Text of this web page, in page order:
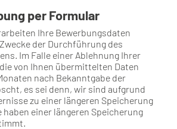
per Formular
Ihre Bewerbungsdaten
der Durchführung des
Im Falle einer Ablehnung Ihrer
von Ihnen übermittelten Daten
nach Bekanntgabe der
es sei denn, wir sind aufgrund
zu einer längeren Speicherung
einer längeren Speicherung